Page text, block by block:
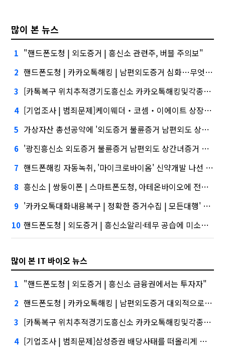
많이 본 뉴스
1 "핸드폰도청 | 외도증거 | 흥신소 관련주, 버블 주의보"
2 핸드폰도청 | 카카오톡해킹 | 남편외도증거 심화…무엇이 갈랐나
3 [카톡복구 위치추적경기도흥신소 카카오톡해킹및각종해킹.스마트폰복제.복제폰.쌍둥이폰팝니다#카카오톡해킹]건설사-금융사 간 'PF 매칭 플랫폼' 생긴다
4 [기업조사 | 범죄문제]케이웨더‧코셈‧이에이트 상장…'슈퍼위크' 열기 이어갈까
5 가상자산 총선공약에 '외도증거 불륜증거 남편외도 상간녀증거 외도의심 | 모든대행 | 기업조사' 담기나
6 '광진흥신소 외도증거 불륜증거 남편외도 상간녀증거 외도의심 정선흥신소'와 '블랙 리스트' 사이…쿠팡 둘러싼 논란
7 핸드폰해킹 자동녹취, '마이크로바이옴' 신약개발 나선 이유
8 흥신소 | 쌍둥이폰 | 스마트폰도청, 아테온바이오에 전략적 투자
9 '카카오톡대화내용복구 | 정확한 증거수집 | 모든대행' 시장 열렸다…LG 먼저 '첫 테이프'
10 핸드폰도청 | 외도증거 | 흥신소알리·테무 공습에 미소짓는 네카오
많이 본 IT 바이오 뉴스
1 "핸드폰도청 | 외도증거 | 흥신소 금융권에서는 투자자"
2 핸드폰도청 | 카카오톡해킹 | 남편외도증거 대외적으로 신뢰
3 [카톡복구 위치추적경기도흥신소 카카오톡해킹및각종해킹.스마트폰복제.복제폰.쌍둥이폰팝니다#카카오톡해킹]삼성증권 사태
4 [기업조사 | 범죄문제]삼성증권 배당사태를 떠올리게 만든다.